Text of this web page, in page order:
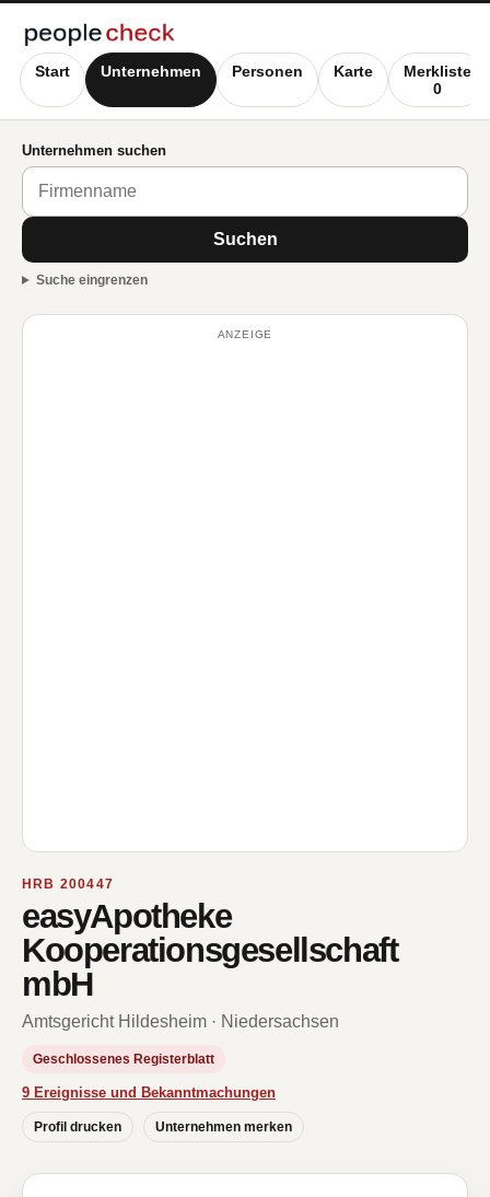
Start Unternehmen Personen Karte
Merkliste
0
Unternehmen suchen
Suchen
Suche eingrenzen
ANZEIGE
HRB 200447
easyApotheke
Kooperationsgesellschaft
mbH
Amtsgericht Hildesheim · Niedersachsen
Geschlossenes Registerblatt
9 Ereignisse und Bekanntmachungen
Profil drucken Unternehmen merken